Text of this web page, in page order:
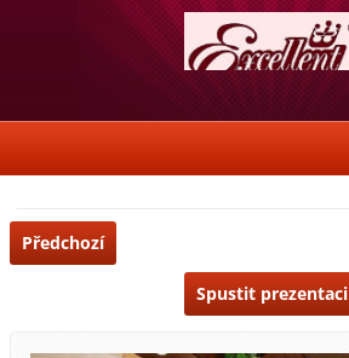
Předchozí
Spustit prezentaci